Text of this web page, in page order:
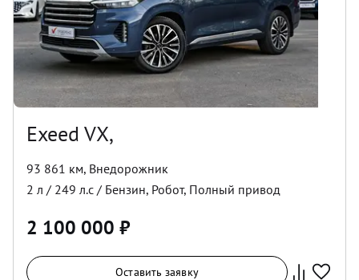
Exeed VX,
93 861 км, Внедорожник
2 л / 249 л.с / Бензин, Робот, Полный привод
2 100 000 ₽
Оставить заявку